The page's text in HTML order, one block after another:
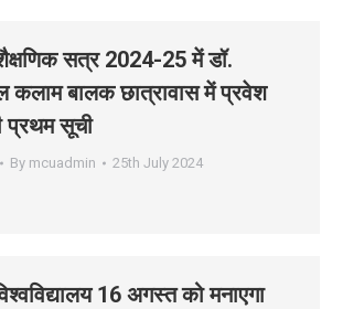
सत्र 2024-25 में डॉ.
कलाम बालक छात्रावास में प्रवेश
प्रथम सूची
By mcuadmin 25th July 2024
16 अगस्त को मनाएगा